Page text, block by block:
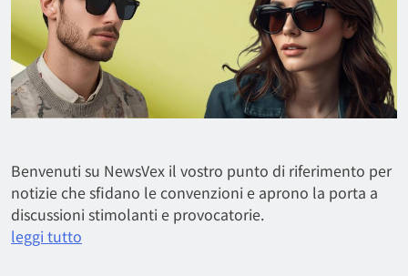
Benvenuti su NewsVex il vostro punto di riferimento per
notizie che sfidano le convenzioni e aprono la porta a
discussioni stimolanti e provocatorie.
leggi tutto